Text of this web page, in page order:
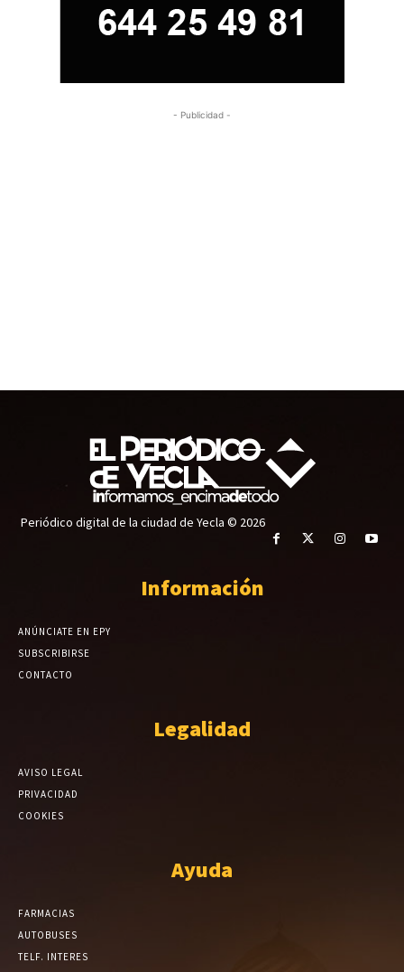
- Publicidad -
Periódico digital de la ciudad de Yecla © 2026
Información
ANÚNCIATE EN EPY
SUBSCRIBIRSE
CONTACTO
Legalidad
AVISO LEGAL
PRIVACIDAD
COOKIES
Ayuda
FARMACIAS
AUTOBUSES
TELF. INTERES